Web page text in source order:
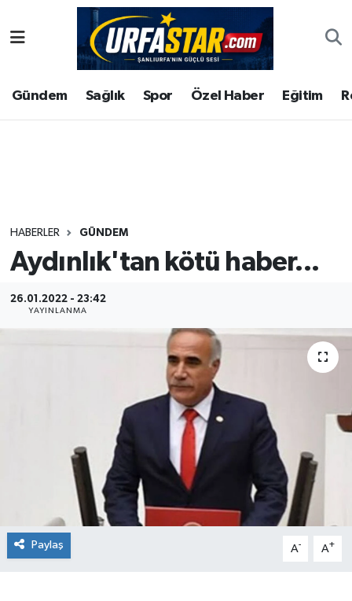
Gündem Sağlık Spor Özel Haber Eğitim
HABERLER GÜNDEM
Aydınlık'tan kötü haber...
26.01.2022 - 23:42
YAYINLANMA
Paylaş A- A+
ASAYİS
ÇEVRE
Gündem
Kültür
Şanlıurfa Nöbetçi Eczaneler
Şanlıurfa Hava Durumu
Tüm Manşetler
Son Dakika Haberleri